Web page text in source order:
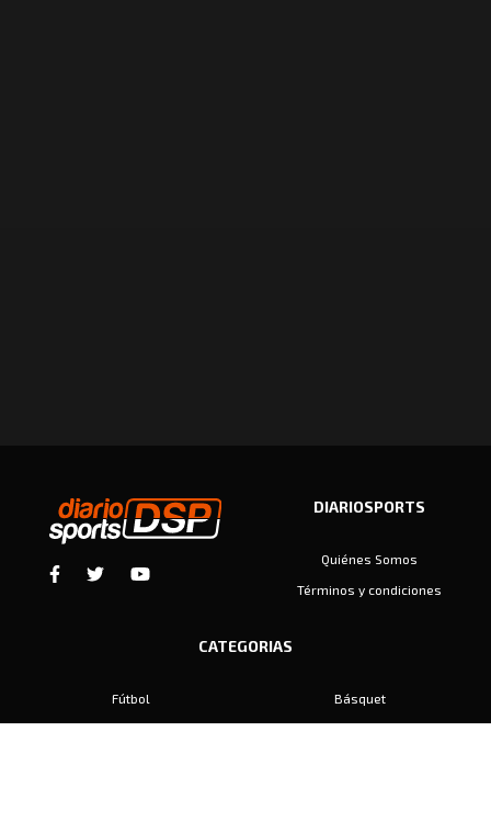
DIARIOSPORTS
Quiénes Somos
Términos y condiciones
CATEGORIAS
Fútbol
Básquet